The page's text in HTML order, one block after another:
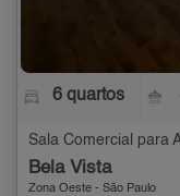
6 quartos
Bela Vista
Zona Oeste - São Paulo